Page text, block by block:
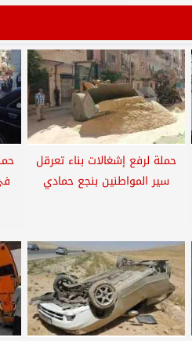
حملة لرفع إشغالات بناء تعرقل
سير المواطنين بنجع حمادي